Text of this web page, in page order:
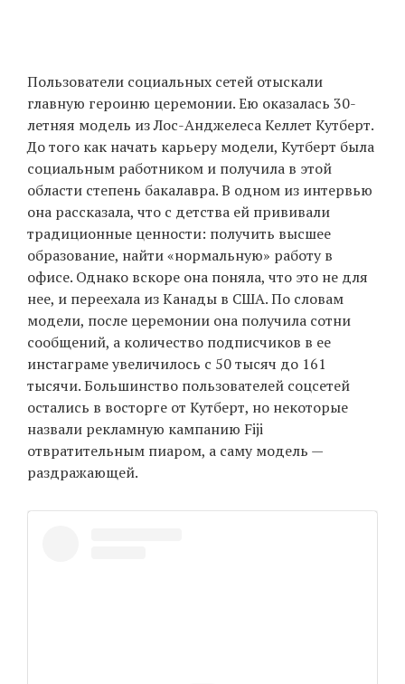
Пользователи социальных сетей отыскали
главную героиню церемонии. Ею оказалась 30-
летняя модель из Лос-Анджелеса Келлет Кутберт.
До того как начать карьеру модели, Кутберт была
социальным работником и получила в этой
области степень бакалавра. В одном из интервью
она рассказала, что с детства ей прививали
традиционные ценности: получить высшее
образование, найти «нормальную» работу в
офисе. Однако вскоре она поняла, что это не для
нее, и переехала из Канады в США. По словам
модели, после церемонии она получила сотни
сообщений, а количество подписчиков в ее
инстаграме увеличилось с 50 тысяч до 161
тысячи. Большинство пользователей соцсетей
остались в восторге от Кутберт, но некоторые
назвали рекламную кампанию Fiji
отвратительным пиаром, а саму модель —
раздражающей.